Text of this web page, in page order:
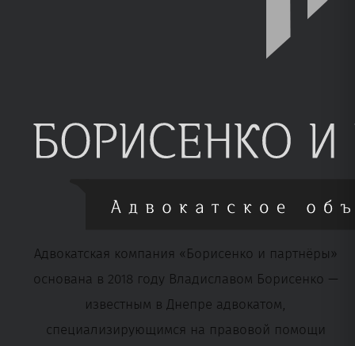
Адвокатская компания «Борисенко и партнёры»
основана в 2018 году Владиславом Борисенко —
известным в Днепре адвокатом,
специализирующимся на правовой помощи